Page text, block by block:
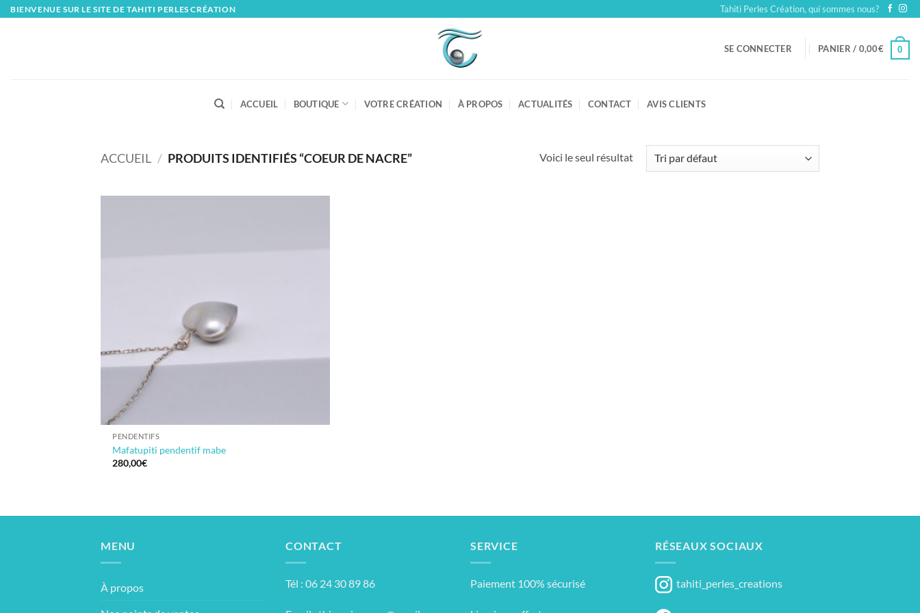
SkipBIENVENUE SUR LE SITE DE TAHITI PERLES CRÉATION Tahiti Perles Création, qui sommes nous?
SE CONNECTER PANIER / 0,00€ 0
ACCUEIL BOUTIQUE VOTRE CRÉATION À PROPOS ACTUALITÉS CONTACT AVIS CLIENTS
ACCUEIL / PRODUITS IDENTIFIÉS “COEUR DE NACRE” Voici le seul résultat
PENDENTIFS
Mafatupiti pendentif mabe
280,00€
MENU
À propos
CONTACT
Tél : 06 24 30 89 86
SERVICE
Paiement 100% sécurisé
RÉSEAUX SOCIAUX
tahiti_perles_creations